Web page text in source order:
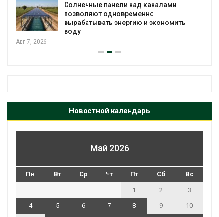
Солнечные панели над каналами
позволяют одновременно
вырабатывать энергию и экономить
воду
Авг 7, 2026
Новостной календарь
Май 2026
Пн Вт Ср Чт Пт Сб Вс
1 2 3
4 5 6 7 8 9 10